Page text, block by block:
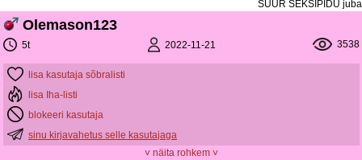
SUUR SEKSIPIDU
Olemason123
5t 2022-11-21 3538
lisa kasutaja sõbralisti
lisa Iha-listi
blokeeri kasutaja
sinu kirjavahetus selle kasutajaga
˅ näita rohkem ˅